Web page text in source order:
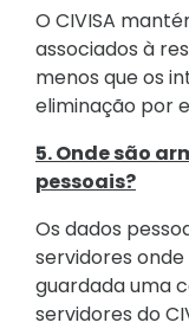
O CIVISA
associados à
menos que os
eliminação por
5. Onde são
pessoais?
Os dados
servidores
guardada uma
servidores do